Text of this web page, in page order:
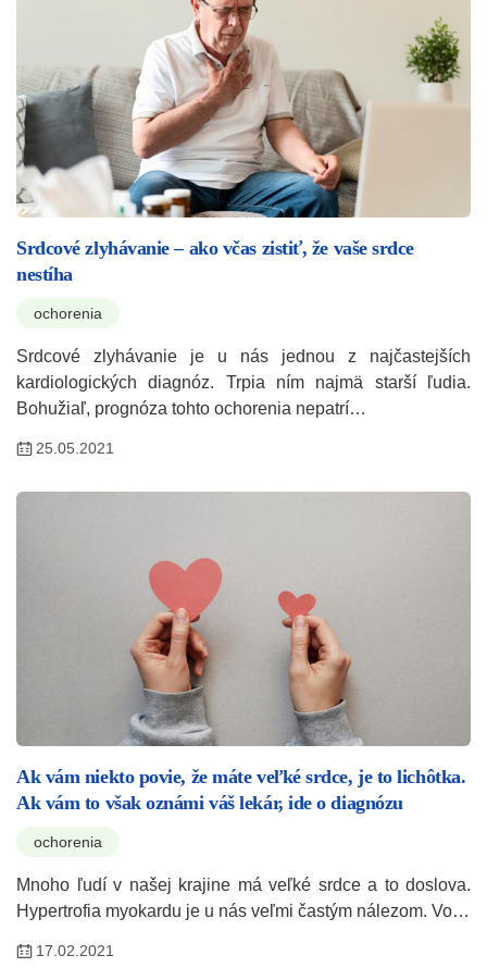
Srdcové zlyhávanie – ako včas zistiť, že vaše srdce
nestíha
ochorenia
Srdcové zlyhávanie je u nás jednou z najčastejších
kardiologických diagnóz. Trpia ním najmä starší ľudia.
Bohužiaľ, prognóza tohto ochorenia nepatrí…
25.05.2021
Ak vám niekto povie, že máte veľké srdce, je to lichôtka.
Ak vám to však oznámi váš lekár, ide o diagnózu
ochorenia
Mnoho ľudí v našej krajine má veľké srdce a to doslova.
Hypertrofia myokardu je u nás veľmi častým nálezom. Vo…
17.02.2021